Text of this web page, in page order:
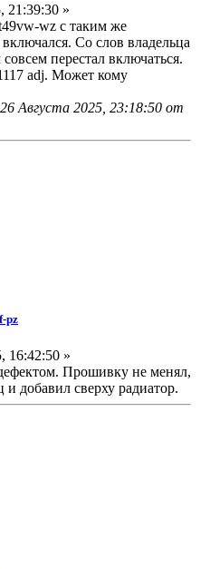
21:39:30 »
wz с таким же
Со слов владельца
перестал включаться.
adj. Может кому
Августа 2025, 23:18:50 от
pz
16:42:50 »
Прошивку не менял,
добавил сверху радиатор.